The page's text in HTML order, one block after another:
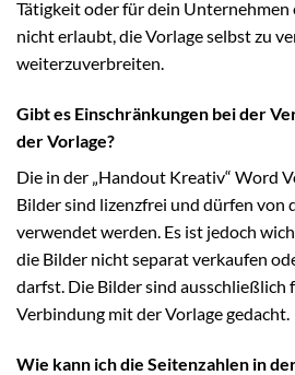
Tätigkeit oder für dein Unternehmen
nicht erlaubt, die Vorlage selbst zu
weiterzuverbreiten.
Gibt es Einschränkungen bei der
der Vorlage?
Die in der „Handout Kreativ“ Word
Bilder sind lizenzfrei und dürfen von
verwendet werden. Es ist jedoch
die Bilder nicht separat verkaufen
darfst. Die Bilder sind ausschließlich
Verbindung mit der Vorlage gedacht.
Wie kann ich die Seitenzahlen in